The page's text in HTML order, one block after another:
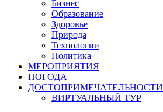
Бизнес
Образование
Здоровье
Природа
Технологии
Политика
МЕРОПРИЯТИЯ
ПОГОДА
ДОСТОПРИМЕЧАТЕЛЬНОСТИ
ВИРТУАЛЬНЫЙ ТУР